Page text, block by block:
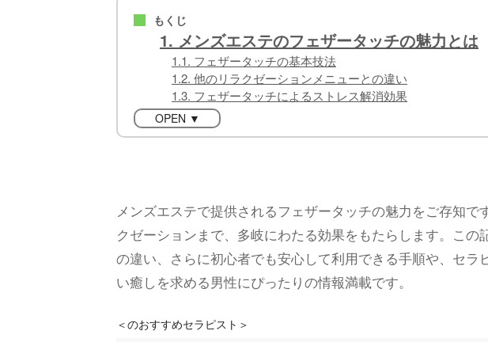
■ もくじ
1. メンズエステのフェザータッチの魅力とは
1.1. フェザータッチの基本技法
1.2. 他のリラクゼーションメニューとの違い
1.3. フェザータッチによるストレス解消効果
OPEN ▼
メンズエステで提供されるフェザータッチの魅力をご存知
クゼーションまで、多岐にわたる効果をもたらします。こ
の違い、さらに初心者でも安心して利用できる手順や、セ
い癒しを求める男性にぴったりの情報満載です。
＜のおすすめセラピスト＞